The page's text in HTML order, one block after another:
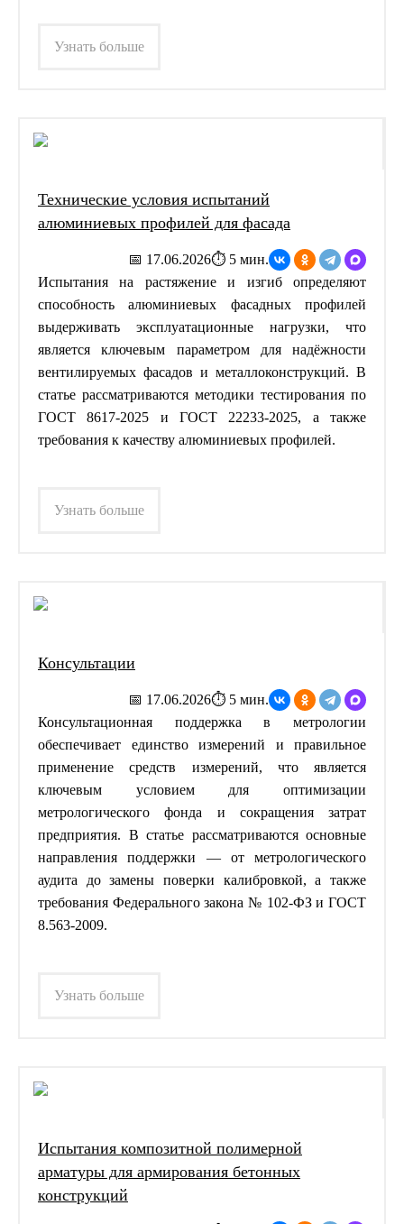
Узнать больше
Технические условия испытаний
алюминиевых профилей для фасада
📅 17.06.2026⏱ 5 мин.
Испытания на растяжение и изгиб определяют
способность алюминиевых фасадных профилей
выдерживать эксплуатационные нагрузки, что
является ключевым параметром для надёжности
вентилируемых фасадов и металлоконструкций. В
статье рассматриваются методики тестирования по
ГОСТ 8617-2025 и ГОСТ 22233-2025, а также
требования к качеству алюминиевых профилей.
Узнать больше
Консультации
📅 17.06.2026⏱ 5 мин.
Консультационная поддержка в метрологии
обеспечивает единство измерений и правильное
применение средств измерений, что является
ключевым условием для оптимизации
метрологического фонда и сокращения затрат
предприятия. В статье рассматриваются основные
направления поддержки — от метрологического
аудита до замены поверки калибровкой, а также
требования Федерального закона № 102-ФЗ и ГОСТ
8.563-2009.
Узнать больше
Испытания композитной полимерной
арматуры для армирования бетонных
конструкций